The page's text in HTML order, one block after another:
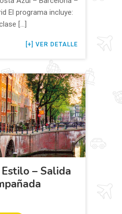
El programa incluye:
[…]
VER DETALLE
– Salida